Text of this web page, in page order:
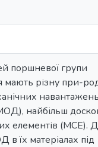
поршневої групи
різну при-
найбільш
елементів (МСЕ).
їх матеріалах під